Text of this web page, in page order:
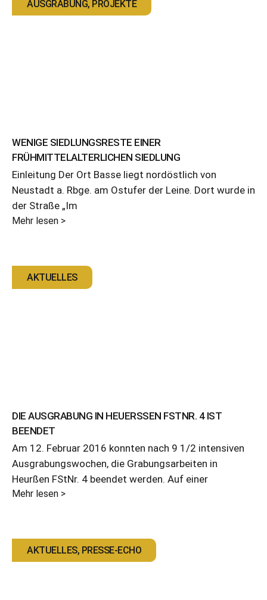
AUSGRABUNG, PROJEKTE
WENIGE SIEDLUNGSRESTE EINER
FRÜHMITTELALTERLICHEN SIEDLUNG
Einleitung Der Ort Basse liegt nordöstlich von
Neustadt a. Rbge. am Ostufer der Leine. Dort wurde in
der Straße „Im
Mehr lesen >
AKTUELLES
DIE AUSGRABUNG IN HEUERSSEN FSTNR. 4 IST B
EENDET
Am 12. Februar 2016 konnten nach 9 1/2 intensiven
Ausgrabungswochen, die Grabungsarbeiten in
Heurßen FStNr. 4 beendet werden. Auf einer
Mehr lesen >
AKTUELLES, PRESSE-ECHO